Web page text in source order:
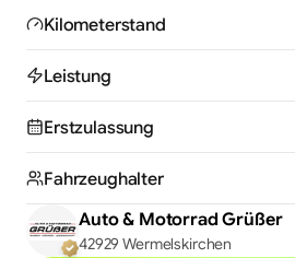
Kilometerstand
Leistung
Erstzulassung
Fahrzeughalter
Auto & Motorrad Grüßer
42929 Wermelskirchen